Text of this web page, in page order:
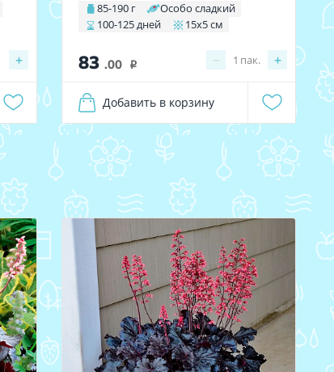
+
85-190 г
Особо сладкий
100-125 дней
15х5 см
83 .00 i − +
1 пак.
Добавить в корзину